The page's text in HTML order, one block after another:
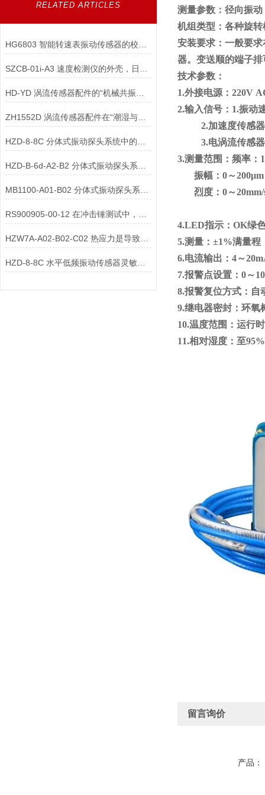
RELATED ARTICLES
ZH1552D 涡流传感器配件在“潮湿与水浸环境”
HZW7A-A02-B02-C02 热应力是导致振动传感器在热机中失效的关键因素
测量参数：径向振动
机组类型：各种旋
安装要求：一般要
器。变送顺的端子
技术参数：
1.外接电源：220V
2.输入信号：1.振动
2.加速度传感器
3.电涡流传感器
3.测量范围：频率：
振幅：0～
烈度：0～
4.LED指示：OK绿
5.测量：±1%满量程
6.电流输出：4～
7.报警点设置：0～
8.报警复位方式：自
9.继电器密封：环氧
10.温度范围：运行
11.相对湿度：至
留言询价
产品：